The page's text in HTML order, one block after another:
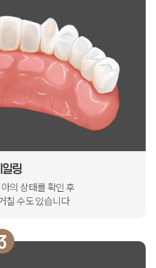
일링
의 상태를 확인 후
칠 수도 있습니다